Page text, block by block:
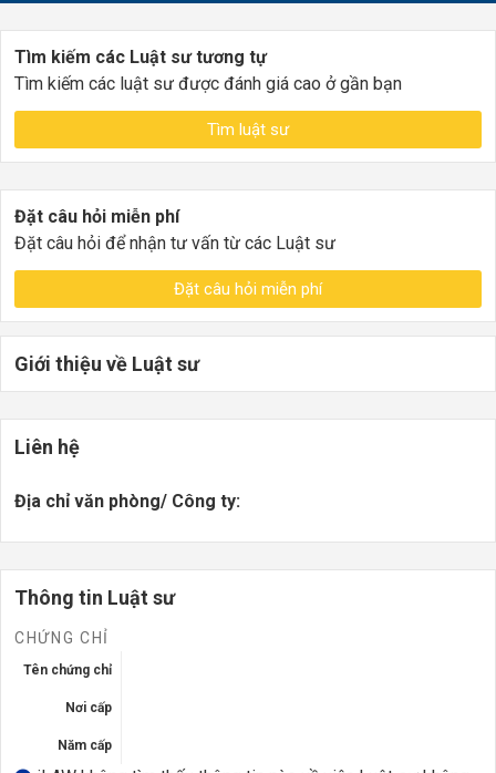
Tìm kiếm các Luật sư tương tự
Tìm kiếm các luật sư được đánh giá cao ở gần bạn
Tìm luật sư
Đặt câu hỏi miễn phí
Đặt câu hỏi để nhận tư vấn từ các Luật sư
Đặt câu hỏi miễn phí
Giới thiệu về Luật sư
Liên hệ
Địa chỉ văn phòng/ Công ty:
Thông tin Luật sư
CHỨNG CHỈ
Tên chứng chỉ
Nơi cấp
Năm cấp